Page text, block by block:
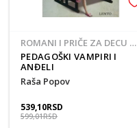
ROMANI I PRIČE ZA DECU 9-
12
PEDAGOŠKI VAMPIRI I
ANĐELI
Raša Popov
539,10RSD
599,01RSD